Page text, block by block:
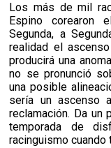
Los más de mil
Espino corearon
Segunda, a
realidad el
producirá una
no se pronunció
una posible
sería un ascenso
reclamación. Da un
temporada de
racinguismo cuando